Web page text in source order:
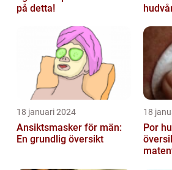
på detta!
18 januari 2024
Ansiktsmasker för män:
En grundlig översikt
18
Por